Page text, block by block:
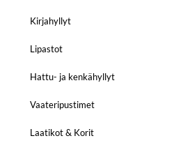
Kirjahyllyt
Lipastot
Hattu- ja kenkähyllyt
Vaateripustimet
Laatikot & Korit